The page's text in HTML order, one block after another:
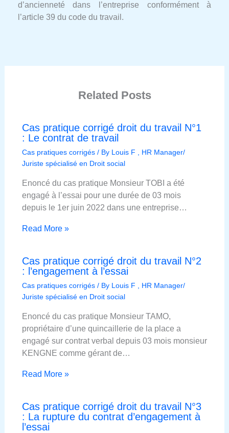
d’ancienneté dans l’entreprise conformément à
l’article 39 du code du travail.
Related Posts
Cas pratique corrigé droit du travail N°1
: Le contrat de travail
Cas pratiques corrigés/ By Louis F , HR Manager/
Juriste spécialisé en Droit social
Enoncé du cas pratique Monsieur TOBI a été
engagé à l’essai pour une durée de 03 mois
depuis le 1er juin 2022 dans une entreprise…
Read More »
Cas pratique corrigé droit du travail N°2
: l’engagement à l’essai
Cas pratiques corrigés/ By Louis F , HR Manager/
Juriste spécialisé en Droit social
Enoncé du cas pratique Monsieur TAMO,
propriétaire d’une quincaillerie de la place a
engagé sur contrat verbal depuis 03 mois monsieur
KENGNE comme gérant de…
Read More »
Cas pratique corrigé droit du travail N°3
: La rupture du contrat d’engagement à
l’essai